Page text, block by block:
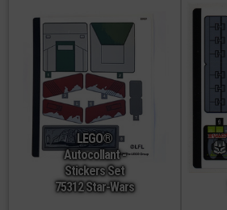
LEGO®
Autocollant -
Stickers Set
75312 Star-Wars